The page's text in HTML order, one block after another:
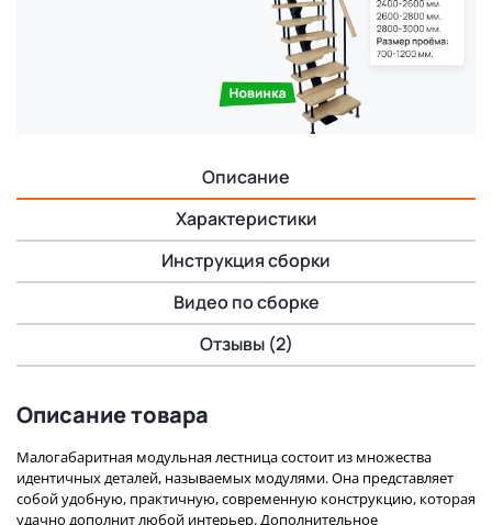
Описание
Характеристики
Инструкция сборки
Видео по сборке
Отзывы (2)
Описание товара
Малогабаритная модульная лестница состоит из множества
идентичных деталей, называемых модулями. Она представляет
собой удобную, практичную, современную конструкцию, которая
удачно дополнит любой интерьер. Дополнительное